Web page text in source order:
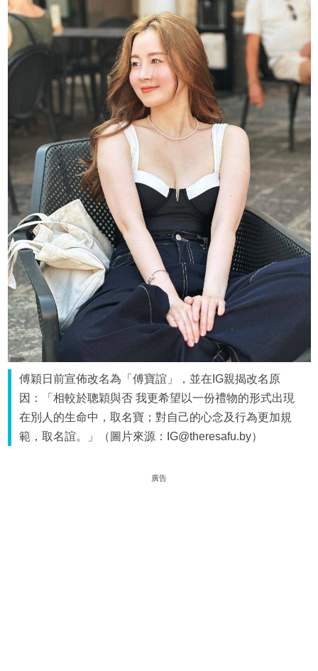
傅穎日前宣佈改名為「傅寶誼」，並在IG親揭改名原
因：「相較於聰穎與否 我更希望以一份禮物的形式出現
在別人的生命中，取名寶；對自己的心念及行為更加規
範，取名誼。」（圖片來源：IG@theresafu.by）
廣告